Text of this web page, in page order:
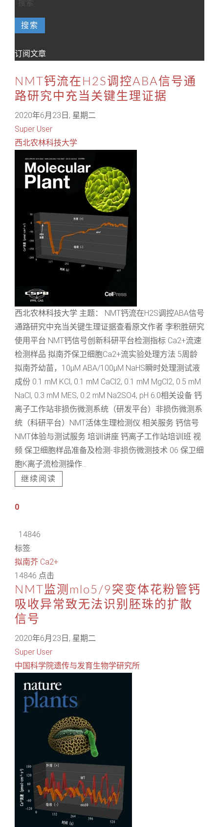
搜索
订阅文章
NMT钙流在H2S调控ABA信号通
路研究中充当关键生理证据
2020年6月23日, 星期二
Super User
西北农林科技大学
西北农林科技大学 主题： NMT钙流在H2S调控ABA信号
通路研究中充当关键生理证据查看原文作者 李积胜研究
使用平台 NMT钙信号创新科研平台检测指标 Ca2+流速
检测样品 拟南芥保卫细胞Ca2+流实验处理方法 5周龄
拟南芥幼苗，10μM ABA/100μM NaHS瞬时处理测试液
成份 0.1 mM KCl, 0.1 mM CaCl2, 0.1 mM MgCl2, 0.5 mM
NaCl, 0.3 mM MES, 0.2 mM Na2SO4, pH 6.0相关设备 钙
离子工作站非损伤微测系统（研发平台）非损伤微测系
统（科研平台）NMT活体生理检测仪 相关服务 钙信号
NMT体验与测试服务 培训讲座 钙离子工作站培训班 视
频 保卫细胞样品准备及检测-非损伤微测技术 06 保卫细
胞K离子流检测操作...
继续阅读
0
14846
标签:
拟南芥 Ca2+
14846 点击
NMT监测mlo5/9突变体花粉管钙
吸收异常致无法识别胚珠的扩散
信号
2020年6月23日, 星期二
Super User
中国科学院遗传与发育生物学研究所